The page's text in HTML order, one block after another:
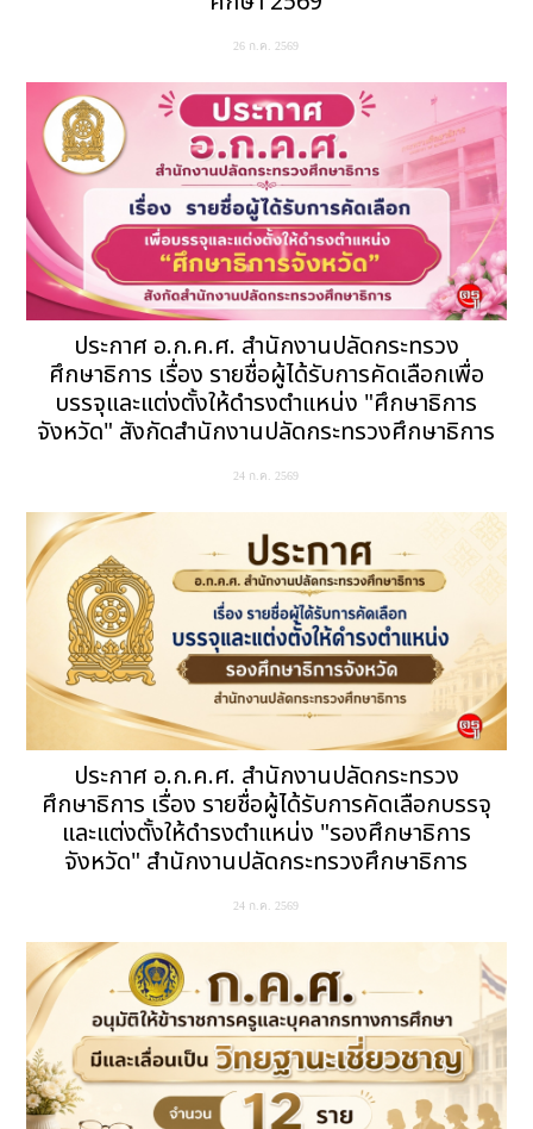
26 ก.ค. 2569
ประกาศ อ.ก.ค.ศ. สำนักงานปลัดกระทรวง
ศึกษาธิการ เรื่อง รายชื่อผู้ได้รับการคัดเลือกเพื่อ
บรรจุและแต่งตั้งให้ดำรงตำแหน่ง "ศึกษาธิการ
จังหวัด" สังกัดสำนักงานปลัดกระทรวงศึกษาธิการ
24 ก.ค. 2569
ประกาศ อ.ก.ค.ศ. สำนักงานปลัดกระทรวง
ศึกษาธิการ เรื่อง รายชื่อผู้ได้รับการคัดเลือกบรรจุ
และแต่งตั้งให้ดำรงตำแหน่ง "รองศึกษาธิการ
จังหวัด" สำนักงานปลัดกระทรวงศึกษาธิการ
24 ก.ค. 2569